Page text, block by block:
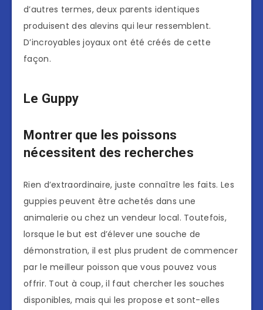
d’autres termes, deux parents identiques
produisent des alevins qui leur ressemblent.
D’incroyables joyaux ont été créés de cette
façon.
Le Guppy
Montrer que les poissons
nécessitent des recherches
Rien d’extraordinaire, juste connaître les faits. Les
guppies peuvent être achetés dans une
animalerie ou chez un vendeur local. Toutefois,
lorsque le but est d’élever une souche de
démonstration, il est plus prudent de commencer
par le meilleur poisson que vous pouvez vous
offrir. Tout à coup, il faut chercher les souches
disponibles, mais qui les propose et sont-elles